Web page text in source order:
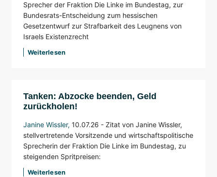
Sprecher der Fraktion Die Linke im Bundestag, zur
Bundesrats-Entscheidung zum hessischen
Gesetzentwurf zur Strafbarkeit des Leugnens von
Israels Existenzrecht
Weiterlesen
Tanken: Abzocke beenden, Geld
zurückholen!
Janine Wissler, 10.07.26 - Zitat von Janine Wissler,
stellvertretende Vorsitzende und wirtschaftspolitische
Sprecherin der Fraktion Die Linke im Bundestag, zu
steigenden Spritpreisen:
Weiterlesen